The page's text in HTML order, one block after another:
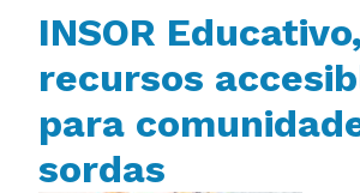
INSOR Educativo,
recursos
para
sordas